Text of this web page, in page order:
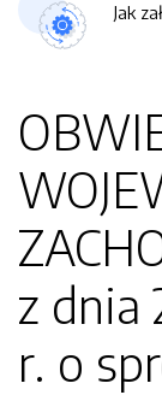
Jak
z dnia
r. o